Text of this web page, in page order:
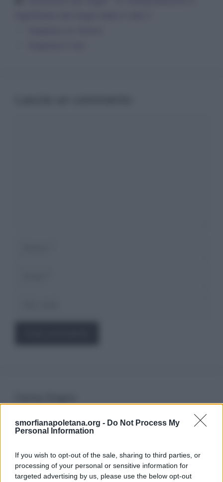
smorfianapoletana.org - Do Not Process My
Personal Information
If you wish to opt-out of the sale, sharing to third parties, or
processing of your personal or sensitive information for
targeted advertising by us, please use the below opt-out
Ricerca